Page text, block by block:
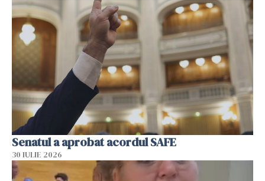
Senatul a aprobat acordul SAFE
30 IULIE 2026